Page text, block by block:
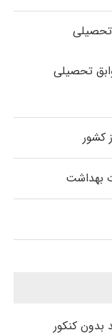
تحصیلی
تحصیلی
کشور
بهداشت
بدون کنکور